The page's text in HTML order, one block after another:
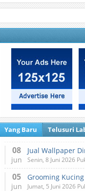
Yang Baru Telusuri
08
jun
Jual Wallpaper
Senin, 8 Juni 2026
05
jun Jumat, 5 Juni 2026